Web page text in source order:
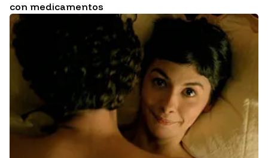
con medicamentos